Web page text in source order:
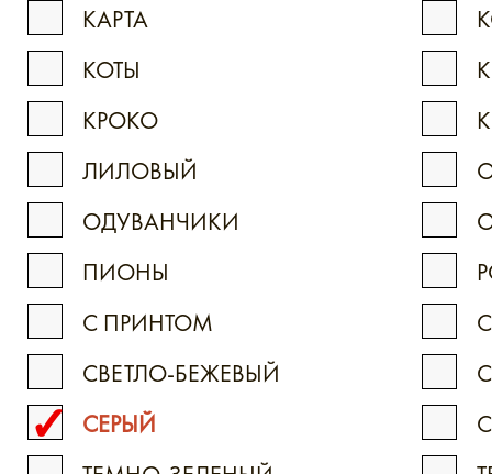
КАРТА
КОТЫ
КРОКО
ЛИЛОВЫЙ
ОДУВАНЧИКИ
ПИОНЫ
С ПРИНТОМ
СВЕТЛО-БЕЖЕВЫЙ
СЕРЫЙ